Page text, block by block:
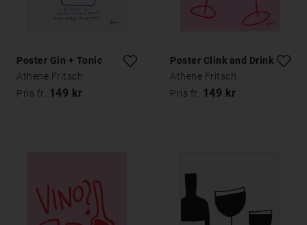
Poster Gin + Tonic
Athene Fritsch
Pris fr. 149 kr
Poster Clink and Drink
Athene Fritsch
Pris fr. 149 kr